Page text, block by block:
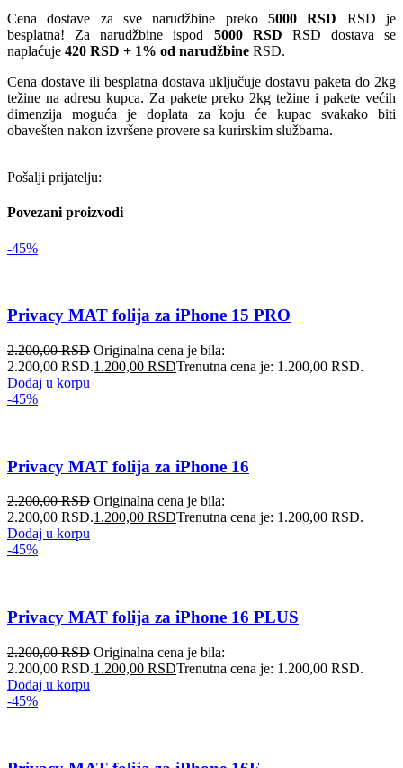
Cena dostave za sve narudžbine preko 5000 RSD RSD je
besplatna! Za narudžbine ispod 5000 RSD RSD dostava se
naplaćuje 420 RSD + 1% od narudžbine RSD.
Cena dostave ili besplatna dostava uključuje dostavu paketa do 2kg
težine na adresu kupca. Za pakete preko 2kg težine i pakete većih
dimenzija moguća je doplata za koju će kupac svakako biti
obavešten nakon izvršene provere sa kurirskim službama.
Pošalji prijatelju:
Povezani proizvodi
-45%
Privacy MAT folija za iPhone 15 PRO
2.200,00RSD Originalna cena je bila:
2.200,00 RSD.1.200,00 RSDTrenutna cena je: 1.200,00 RSD.
Dodaj u korpu
-45%
Privacy MAT folija za iPhone 16
2.200,00RSD Originalna cena je bila:
2.200,00 RSD.1.200,00 RSDTrenutna cena je: 1.200,00 RSD.
Dodaj u korpu
-45%
Privacy MAT folija za iPhone 16 PLUS
2.200,00RSD Originalna cena je bila:
2.200,00 RSD.1.200,00 RSDTrenutna cena je: 1.200,00 RSD.
Dodaj u korpu
-45%